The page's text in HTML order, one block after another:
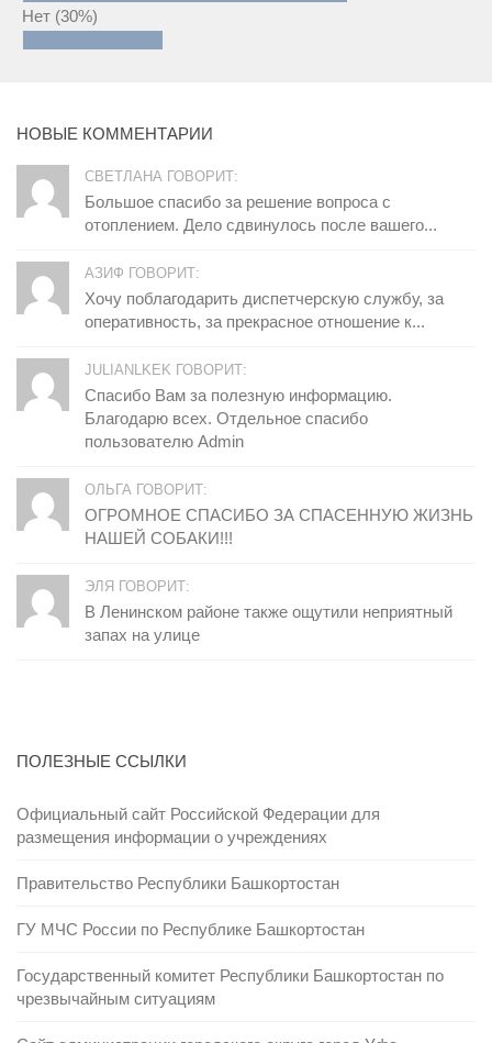
Нет (30%)
НОВЫЕ КОММЕНТАРИИ
СВЕТЛАНА ГОВОРИТ:
Большое спасибо за решение вопроса с
отоплением. Дело сдвинулось после вашего...
АЗИФ ГОВОРИТ:
Хочу поблагодарить диспетчерскую службу, за
оперативность, за прекрасное отношение к...
JULIANLKEK ГОВОРИТ:
Спасибо Вам за полезную информацию.
Благодарю всех. Отдельное спасибо
пользователю Admin
ОЛЬГА ГОВОРИТ:
ОГРОМНОЕ СПАСИБО ЗА СПАСЕННУЮ ЖИЗНЬ
НАШЕЙ СОБАКИ!!!
ЭЛЯ ГОВОРИТ:
В Ленинском районе также ощутили неприятный
запах на улице
ПОЛЕЗНЫЕ ССЫЛКИ
Официальный сайт Российской Федерации для
размещения информации о учреждениях
Правительство Республики Башкортостан
ГУ МЧС России по Республике Башкортостан
Государственный комитет Республики Башкортостан по
чрезвычайным ситуациям